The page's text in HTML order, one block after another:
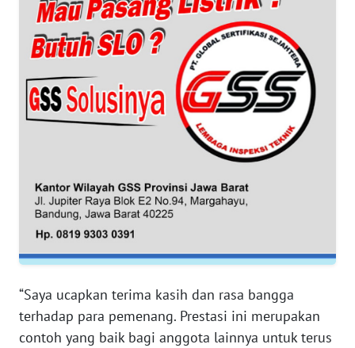
“Saya ucapkan terima kasih dan rasa bangga
terhadap para pemenang. Prestasi ini merupakan
contoh yang baik bagi anggota lainnya untuk terus
KEPRI
WN
PAPUA
WN
PAPUA
WN
RIAU
WN
SERAMBI
WN
JAMBI